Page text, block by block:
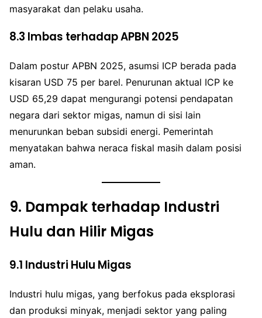
masyarakat dan pelaku usaha.
8.3 Imbas terhadap APBN 2025
Dalam postur APBN 2025, asumsi ICP berada pada
kisaran USD 75 per barel. Penurunan aktual ICP ke
USD 65,29 dapat mengurangi potensi pendapatan
negara dari sektor migas, namun di sisi lain
menurunkan beban subsidi energi. Pemerintah
menyatakan bahwa neraca fiskal masih dalam posisi
aman.
9. Dampak terhadap Industri
Hulu dan Hilir Migas
9.1 Industri Hulu Migas
Industri hulu migas, yang berfokus pada eksplorasi
dan produksi minyak, menjadi sektor yang paling